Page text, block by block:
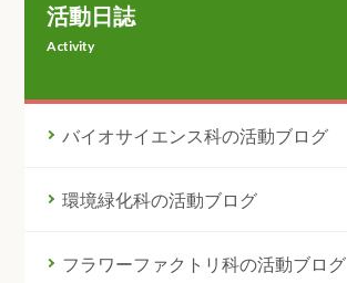
活動日誌
Activity
バイオサイエンス科の活動ブログ
環境緑化科の活動ブログ
フラワーファクトリ科の活動ブログ